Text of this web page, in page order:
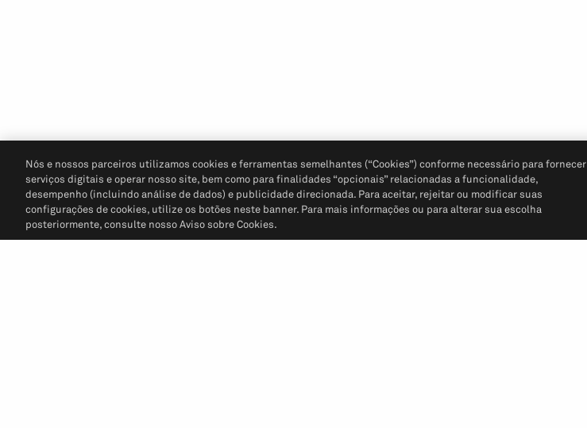
Nós e nossos parceiros utilizamos cookies e ferramentas semelhantes (“Cookies”) conforme necessário para fornecer
serviços digitais e operar nosso site, bem como para finalidades “opcionais” relacionadas a funcionalidade,
desempenho (incluindo análise de dados) e publicidade direcionada. Para aceitar, rejeitar ou modificar suas
configurações de cookies, utilize os botões neste banner. Para mais informações ou para alterar sua escolha
posteriormente, consulte nosso Aviso sobre Cookies.